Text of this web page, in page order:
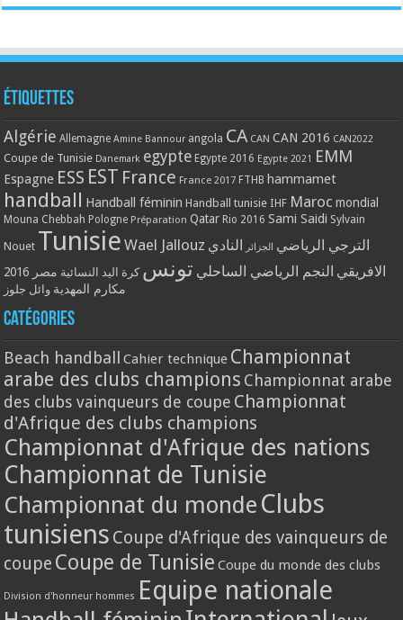
Étiquettes
Algérie Allemagne Amine Bannour angola CA CAN CAN 2016 CAN2022
Coupe de Tunisie Danemark egypte Egypte 2016 Egypte 2021 EMM
Espagne ESS EST France France 2017 FTHB hammamet
handball Handball féminin Handball tunisie IHF Maroc mondial
Mouna Chebbah Pologne Préparation Qatar Rio 2016 Sami Saidi Sylvain
Nouet Tunisie Wael Jallouz الترجي الرياضي الجزائر
النادي
الافريقي النجم الرياضي الساحلي تونس كرة اليد النسائية مصر 2016
مكارم المهدية وائل جلوز
Catégories
Beach handball Cahier technique Championnat
arabe des clubs champions Championnat arabe
des clubs vainqueurs de coupe Championnat
d'Afrique des clubs champions
Championnat d'Afrique des nations
Championnat de Tunisie
Championnat du monde Clubs
tunisiens Coupe d'Afrique des vainqueurs de
coupe Coupe de Tunisie Coupe du monde des clubs
Division d'honneur hommes Equipe nationale